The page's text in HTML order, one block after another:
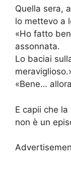
Quella sera,
lo mettevo a
«Ho fatto
assonnata.
Lo baciai
«Bene…
E capii che
non è un